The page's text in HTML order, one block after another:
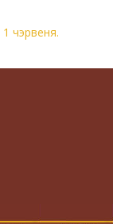
чэрвеня.
нараджаецца